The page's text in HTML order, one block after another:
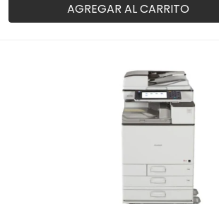
AGREGAR AL CARRITO